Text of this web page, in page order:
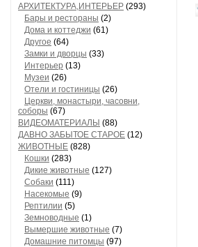
АРХИТЕКТУРА,ИНТЕРЬЕР (293)
Бары и рестораны (2)
Дома и коттеджи (61)
Другое (64)
Замки и дворцы (33)
Интерьер (13)
Музеи (26)
Отели и гостиницы (26)
Церкви, монастыри, часовни,
соборы (67)
ВИДЕОМАТЕРИАЛЫ (88)
ДАВНО ЗАБЫТОЕ СТАРОЕ (12)
ЖИВОТНЫЕ (828)
Кошки (283)
Дикие животные (127)
Собаки (111)
Насекомые (9)
Рептилии (5)
Земноводные (1)
Вымершие животные (7)
Домашние питомцы (97)